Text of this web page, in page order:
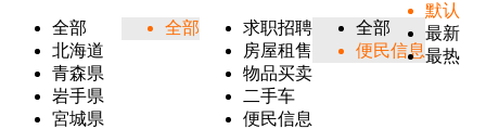
全部
北海道
青森県
岩手県
宮城県
全部
求职招聘
房屋租售
物品买卖
二手车
便民信息
全部
便民信息
默认
最新
最热